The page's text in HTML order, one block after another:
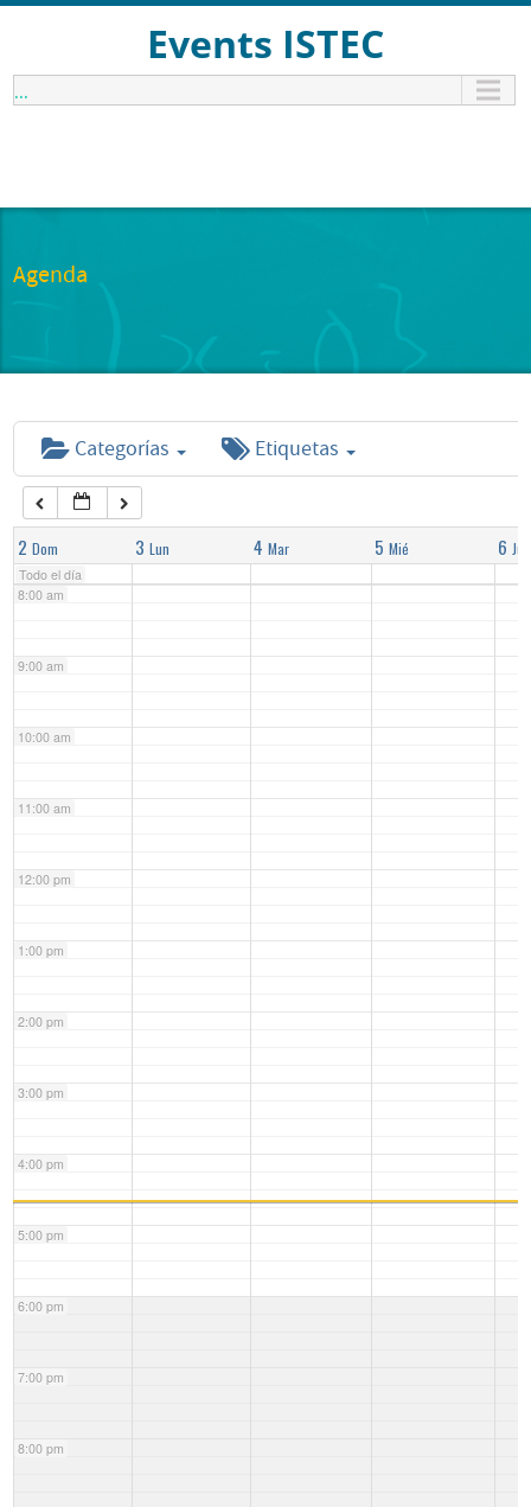
Events ISTEC
...
Agenda
Categorías Etiquetas
2 Dom 3 Lun 4 Mar 5 Mié 6 Jue
Todo el día
1:00 am
6:00 am
7:00 am
8:00 am
9:00 am
10:00 am
11:00 am
12:00 pm
1:00 pm
2:00 pm
3:00 pm
4:00 pm
5:00 pm
6:00 pm
7:00 pm
8:00 pm